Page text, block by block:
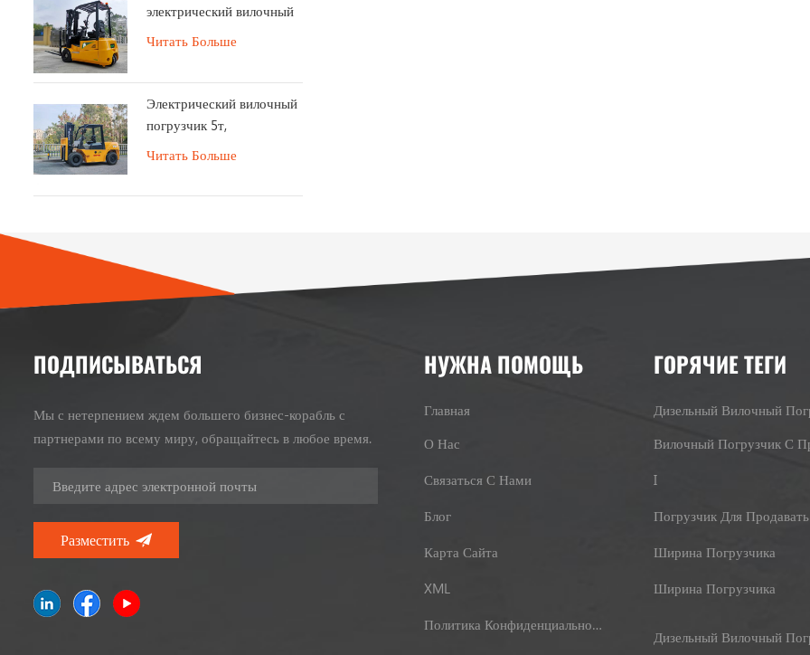
электрический вилочный
погрузчик
Читать Больше
Электрический вилочный
погрузчик 5т,
Читать Больше
ПОДПИСЫВАТЬСЯ
Мы с нетерпением ждем большего бизнес-корабль с
партнерами по всему миру, обращайтесь в любое время.
НУЖНА ПОМОЩЬ
Главная
О Нас
Связаться С Нами
Блог
Карта Сайта
XML
Политика Конфиденциальности
ГОРЯЧИЕ ТЕГИ
Дизельный Вилочный
I
Погрузчик Для Продавать
Ширина Погрузчика
Ширина Погрузчика
Дизельный Вилочный